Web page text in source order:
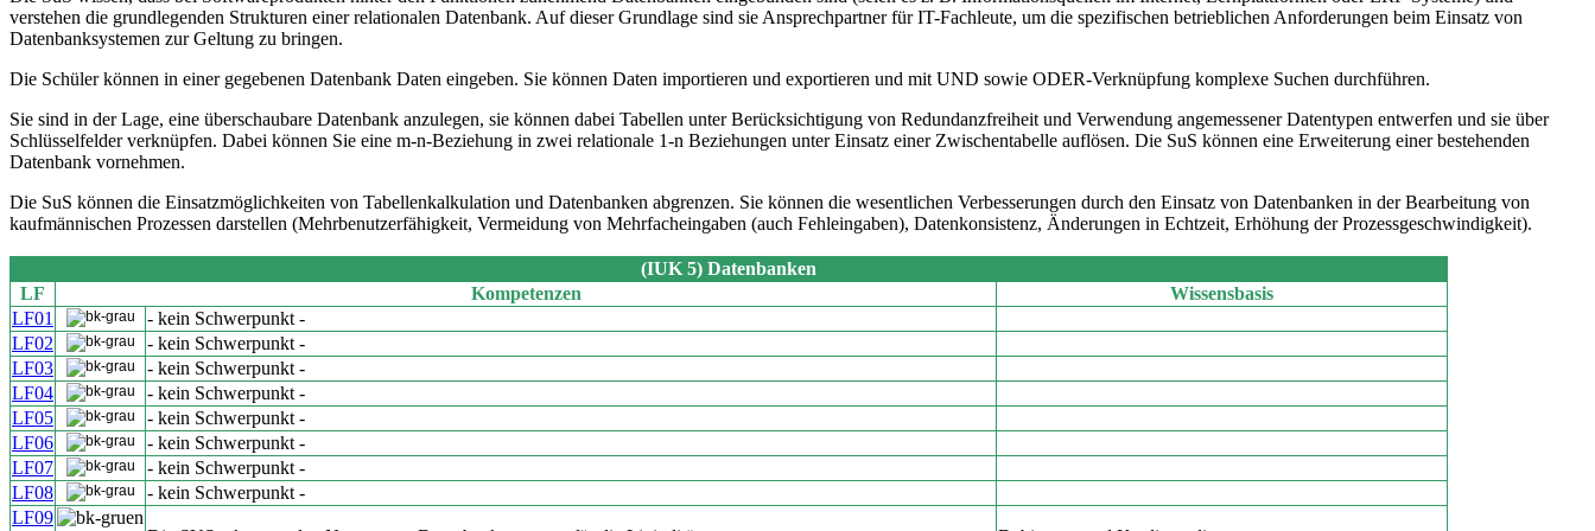
verstehen die grundlegenden Strukturen einer relationalen Datenbank. Auf dieser Grundlage sind sie Ansprechpartner für IT-Fachleute, um die spezifischen betrieblichen Anforderungen beim Einsatz von
Datenbanksystemen zur Geltung zu bringen.
Die Schüler können in einer gegebenen Datenbank Daten eingeben. Sie können Daten importieren und exportieren und mit UND sowie ODER-Verknüpfung komplexe Suchen durchführen.
Sie sind in der Lage, eine überschaubare Datenbank anzulegen, sie können dabei Tabellen unter Berücksichtigung von Redundanzfreiheit und Verwendung angemessener Datentypen entwerfen und sie über
Schlüsselfelder verknüpfen. Dabei können Sie eine m-n-Beziehung in zwei relationale 1-n Beziehungen unter Einsatz einer Zwischentabelle auflösen. Die SuS können eine Erweiterung einer bestehenden
Datenbank vornehmen.
Die SuS können die Einsatzmöglichkeiten von Tabellenkalkulation und Datenbanken abgrenzen. Sie kön­nen die wesentlichen Ver­besserungen durch den Einsatz von Datenbanken in der Bearbeitung von
kaufmännischen Prozessen darstellen (Mehrbenutzerfähigkeit, Vermeidung von Mehrfacheingaben (auch Fehleingaben), Datenkonsistenz, Änderungen in Echtzeit, Er­höhung der Prozessgeschwindigkeit).
(IUK 5) Datenbanken
LF
Kompetenzen Wissensbasis
LF01
- kein Schwerpunkt -
LF02
- kein Schwerpunkt -
LF03
- kein Schwerpunkt -
LF04
- kein Schwerpunkt -
LF05
- kein Schwerpunkt -
LF06
- kein Schwerpunkt -
LF07
- kein Schwerpunkt -
LF08
- kein Schwerpunkt -
LF09